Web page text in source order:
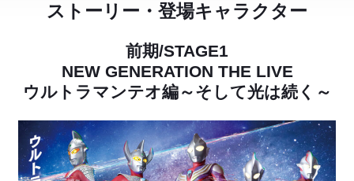
ストーリー・登場キャラクター
前期/STAGE1
NEW GENERATION THE LIVE
ウルトラマンテオ編～そして光は続く～